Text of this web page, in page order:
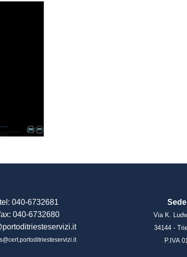
tel: 040-6732681
040-6732680
Via K.
34144 -
P.IVA